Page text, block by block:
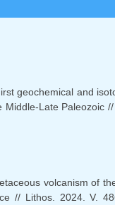
geochemical and
Late Paleozoic
volcanism of
// Lithos. 2024. V.